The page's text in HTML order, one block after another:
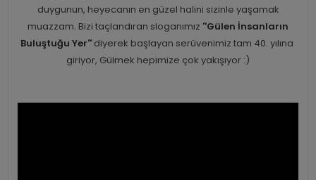
duygunun, heyecanın en güzel halini sizinle yaşamak
muazzam. Bizi taçlandıran sloganımız ''Gülen İnsanların
Buluştuğu Yer'' diyerek başlayan serüvenimiz tam 40. yılına
giriyor, Gülmek hepimize çok yakışıyor :)